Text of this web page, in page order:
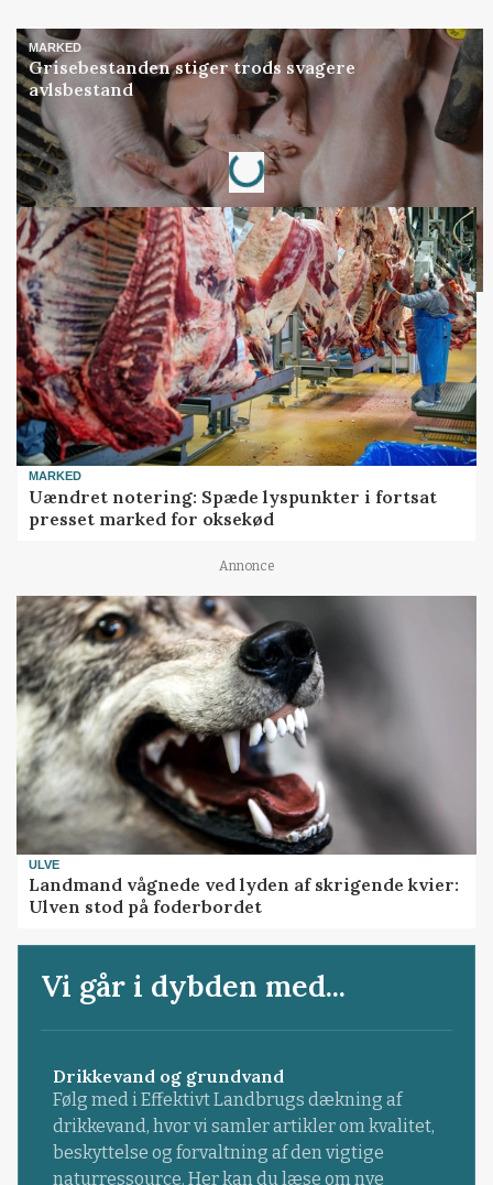
MARKED
Grisebestanden stiger trods svagere
avlsbestand
Annonce
Loading...
MARKED
Uændret notering: Spæde lyspunkter i fortsat
presset marked for oksekød
Annonce
ULVE
Landmand vågnede ved lyden af skrigende kvier:
Ulven stod på foderbordet
Vi går i dybden med...
Drikkevand og grundvand
Følg med i Effektivt Landbrugs dækning af
drikkevand, hvor vi samler artikler om kvalitet,
beskyttelse og forvaltning af den vigtige
naturressource. Her kan du læse om nye